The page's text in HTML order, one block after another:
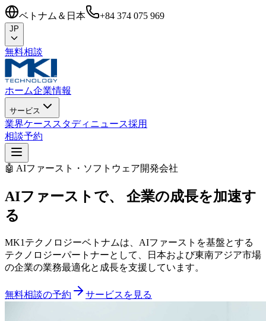
ベトナム＆日本 +84 374 075 969
JP
無料相談
ホーム企業情報
サービス
業界ケーススタディ ニュース採用
相談予約
🤖 AIファースト・ソフトウェア開発会社
AIファーストで、
企業の成長を加速す
る
MK1テクノロジーベトナムは、AIファーストを基盤とする
テクノロジーパートナーとして、日本および東南アジア市場
の企業の業務最適化と成長を支援しています。
無料相談の予約 サービスを見る